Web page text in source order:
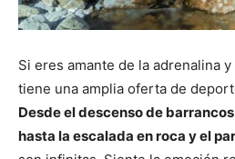
Si eres amante de la adrenalina
tiene una amplia oferta de
Desde el descenso de
hasta la escalada en roca y el